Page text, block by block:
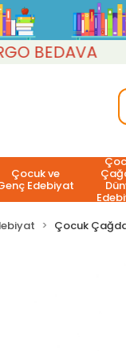
Çocuk ve
Edebiyat
Çocuk